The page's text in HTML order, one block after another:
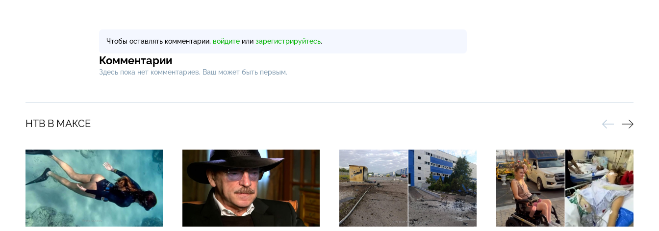
Чтобы оставлять комментарии, войдите или зарегистрируйтесь.
Комментарии
Здесь пока нет комментариев, Ваш может быть первым.
НТВ В МАКСЕ